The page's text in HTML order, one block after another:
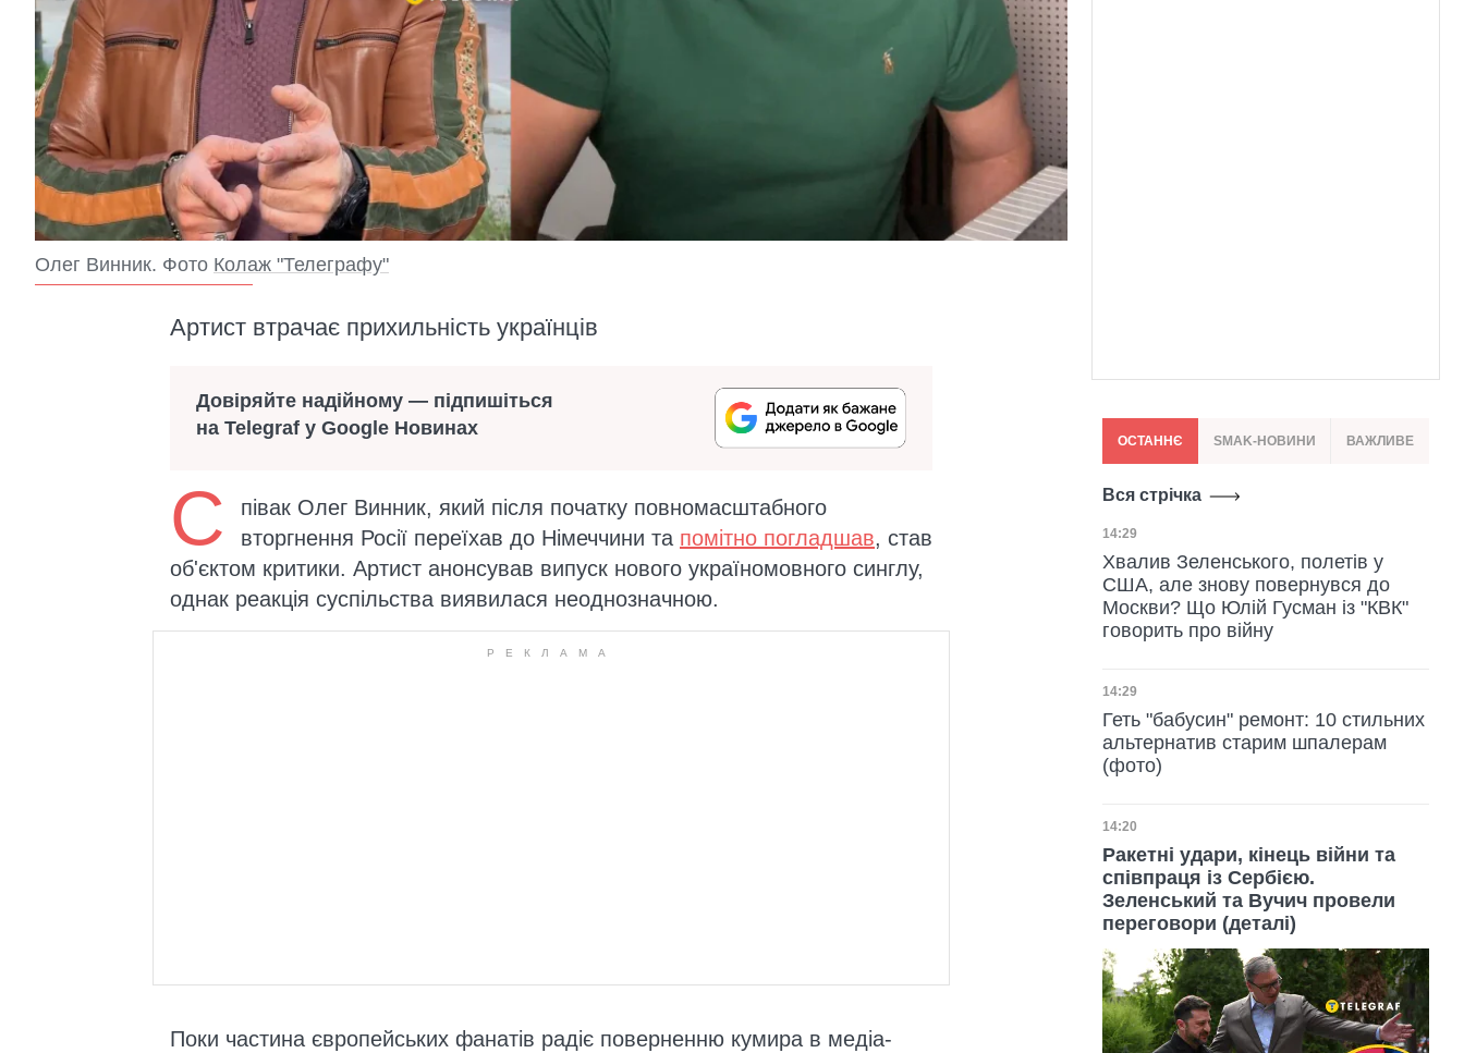
Олег Винник. Фото Колаж "Телеграфу"
Артист втрачає прихильність українців
Довіряйте надійному — підпишіться
на Telegraf у Google Новинах
С
півак Олег Винник, який після початку повномасштабного
вторгнення Росії переїхав до Німеччини та помітно погладшав, став
об'єктом критики. Артист анонсував випуск нового україномовного синглу,
однак реакція суспільства виявилася неоднозначною.
Поки частина європейських фанатів радіє поверненню кумира в медіа-
ОСТАННЄ SMAK-НОВИНИ ВАЖЛИВЕ
Вся стрічка
Дата публікації
14:29
Хвалив Зеленського, полетів у
США, але знову повернувся до
Москви? Що Юлій Гусман із "КВК"
говорить про війну
Дата публікації
14:29
Геть "бабусин" ремонт: 10 стильних
альтернатив старим шпалерам
(фото)
Дата публікації
14:20
Ракетні удари, кінець війни та
співпраця із Сербією.
Зеленський та Вучич провели
переговори (деталі)